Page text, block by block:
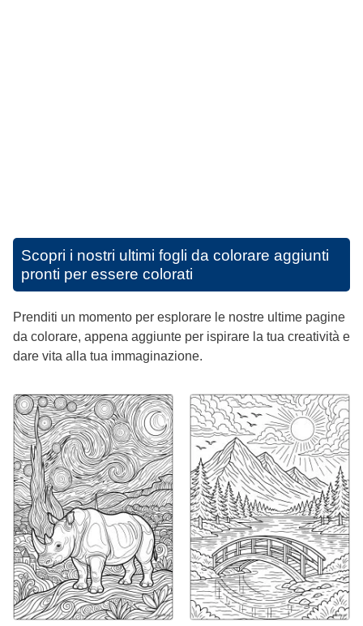
Scopri i nostri ultimi fogli da colorare aggiunti
pronti per essere colorati
Prenditi un momento per esplorare le nostre ultime pagine
da colorare, appena aggiunte per ispirare la tua creatività e
dare vita alla tua immaginazione.